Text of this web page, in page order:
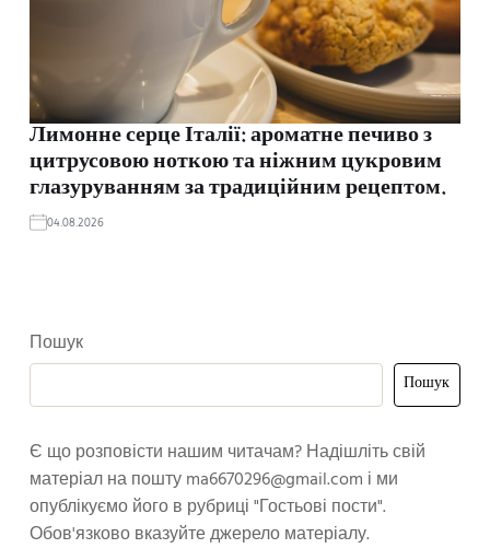
Лимонне серце Італії: ароматне печиво з
цитрусовою ноткою та ніжним цукровим
глазуруванням за традиційним рецептом.
04.08.2026
Пошук
Пошук
Є що розповісти нашим читачам? Надішліть свій
матеріал на поштуma6670296@gmail.com і ми
опублікуємо його в рубриці "Гостьові пости".
Обов'язково вказуйте джерело матеріалу.